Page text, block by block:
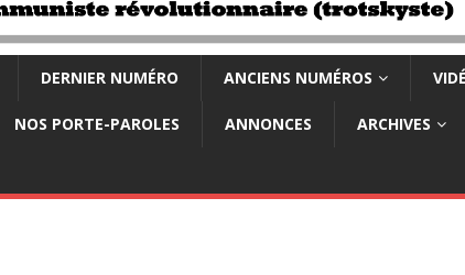
DERNIER NUMÉRO ANCIENS NUMÉROS
NOS PORTE-PAROLES ANNONCES ARCHIVES